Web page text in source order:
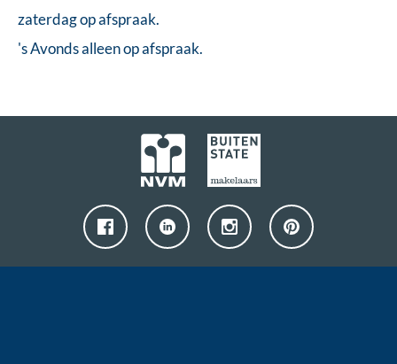
zaterdag op afspraak.
's Avonds alleen op afspraak.